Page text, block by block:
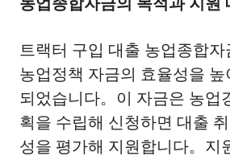
트랙터 구입 대출 농업종합
농업정책 자금의 효율성을 높
되었습니다。이 자금은 농업
획을 수립해 신청하면 대출
성을 평가해 지원합니다。지